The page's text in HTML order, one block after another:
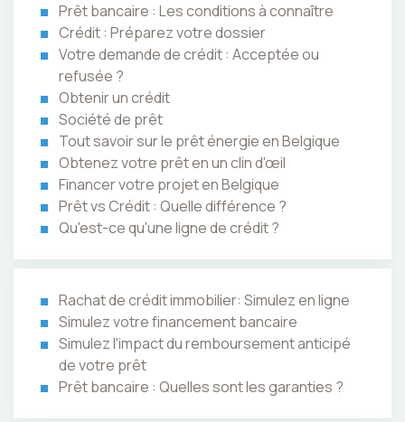
Prêt bancaire : Les conditions à connaître
Crédit : Préparez votre dossier
Votre demande de crédit : Acceptée ou
refusée ?
Obtenir un crédit
Société de prêt
Tout savoir sur le prêt énergie en Belgique
Obtenez votre prêt en un clin d'œil
Financer votre projet en Belgique
Prêt vs Crédit : Quelle différence ?
Qu'est-ce qu'une ligne de crédit ?
Rachat de crédit immobilier: Simulez en ligne
Simulez votre financement bancaire
Simulez l'impact du remboursement anticipé
de votre prêt
Prêt bancaire : Quelles sont les garanties ?